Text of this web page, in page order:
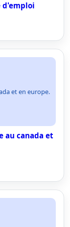
d'emploi
et en europe.
au canada et